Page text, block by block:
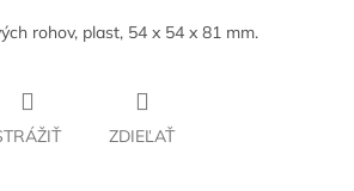
rohov, plast, 54 x 54 x 81 mm.
ZDIEĽAŤ